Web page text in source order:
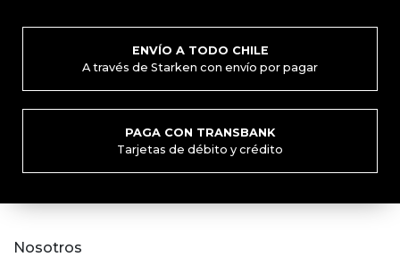
ENVÍO A TODO CHILE
A través de Starken con envío por pagar
PAGA CON TRANSBANK
Tarjetas de débito y crédito
Nosotros